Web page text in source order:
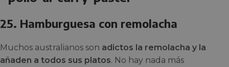
25. Hamburguesa con remolacha
Muchos australianos son adictos la remolacha y la
añaden a todos sus platos. No hay nada más